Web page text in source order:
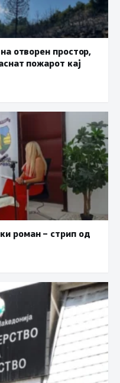
отворен простор,
пожарот кај
роман – стрип од